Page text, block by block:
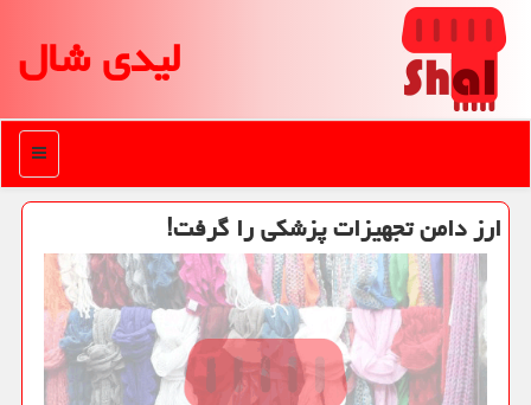
لیدی شال
منو
ارز دامن تجهیزات پزشكی را گرفت!